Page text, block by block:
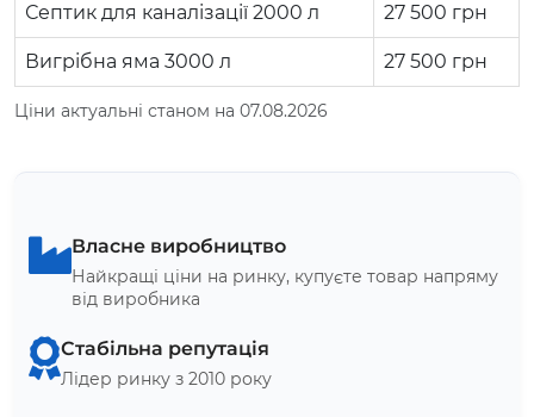
Септик для каналізації 2000 л 27 500 грн
Вигрібна яма 3000 л 27 500 грн
Ціни актуальні станом на 07.08.2026
Власне виробництво
Найкращі ціни на ринку, купуєте товар напряму
від виробника
Стабільна репутація
Лідер ринку з 2010 року